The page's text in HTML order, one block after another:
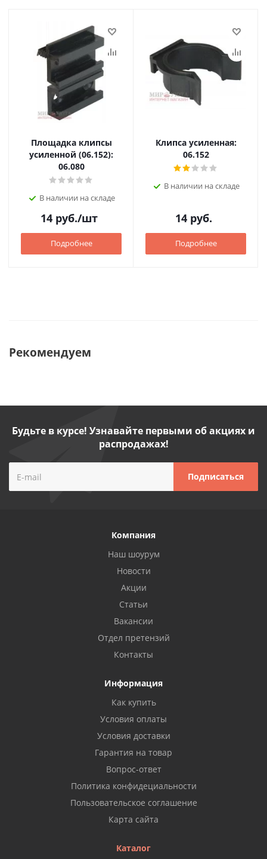
Площадка клипсы
усиленной (06.152):
06.080
В наличии на складе
14 руб./шт
Подробнее
Клипса усиленная:
06.152
В наличии на складе
14 руб.
Подробнее
Рекомендуем
Будьте в курсе! Узнавайте первыми об акциях и
распродажах!
Компания
Наш шоурум
Новости
Акции
Статьи
Вакансии
Отдел претензий
Контакты
Информация
Как купить
Условия оплаты
Условия доставки
Гарантия на товар
Вопрос-ответ
Политика конфидециальности
Пользовательское соглашение
Карта сайта
Каталог